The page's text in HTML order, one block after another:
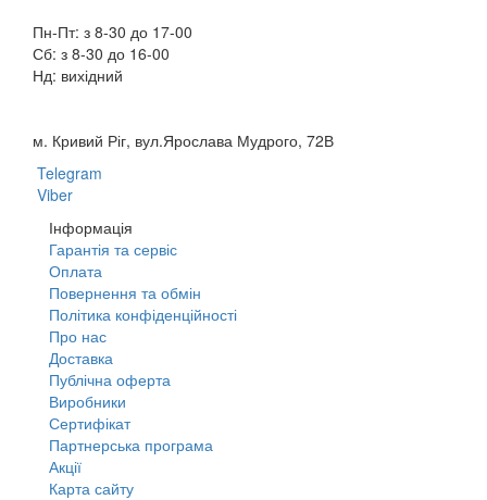
Пн-Пт: з 8-30 до 17-00
Сб: з 8-30 до 16-00
Нд: вихідний
м. Кривий Ріг, вул.Ярослава Мудрого, 72В
Telegram
Viber
Інформація
Гарантія та сервіс
Оплата
Повернення та обмін
Політика конфіденційності
Про нас
Доставка
Публічна оферта
Виробники
Сертифікат
Партнерська програма
Акції
Карта сайту